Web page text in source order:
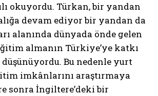
okuyordu. Türkan, bir yandan
devam ediyor bir yandan da
alanında dünyada önde gelen
almanın Türkiye’ye katkı
düşünüyordu. Bu nedenle yurt
imkânlarını araştırmaya
sonra İngiltere’deki bir